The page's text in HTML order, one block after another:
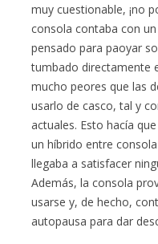
muy cuestionable, ¡no
consola contaba con
pensado para paoyar
tumbado directamente
mucho peores que las
usarlo de casco, tal y
actuales. Esto hacía
un híbrido entre
llegaba a satisfacer
Además, la consola
usarse y, de hecho,
autopausa para dar